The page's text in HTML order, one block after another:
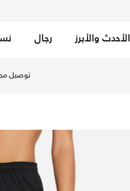
الأحدث والأبرز رجال
توصيل